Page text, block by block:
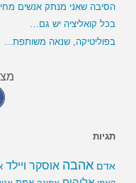
הסיבה שאני מנתק אנשים
בכל קואליציה יש גם…
בפוליטיקה, שנאה משותפת…
תגיות
אדם אהבה אוסקר ויילד